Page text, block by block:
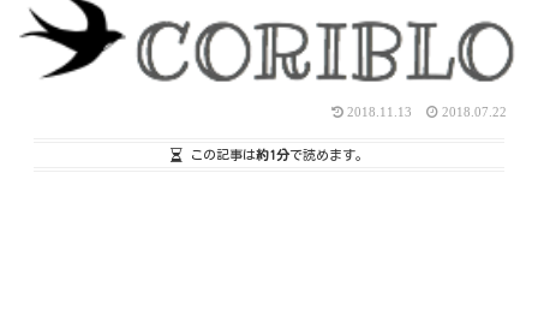
2018.11.13 2018.07.22
この記事は約1分で読めます。